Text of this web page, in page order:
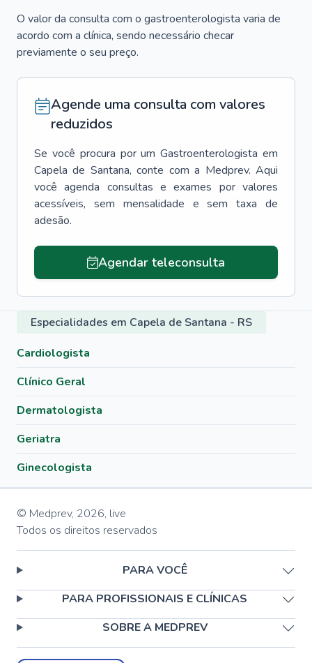
O valor da consulta com o gastroenterologista varia de
acordo com a clínica, sendo necessário checar
previamente o seu preço.
Agende uma consulta com valores
reduzidos
Se você procura por um Gastroenterologista em
Capela de Santana, conte com a Medprev. Aqui
você agenda consultas e exames por valores
acessíveis, sem mensalidade e sem taxa de
adesão.
Agendar teleconsulta
Especialidades em Capela de Santana - RS
Cardiologista
Clínico Geral
Dermatologista
Geriatra
Ginecologista
© Medprev, 2026, live
Todos os direitos reservados
PARA VOCÊ
PARA PROFISSIONAIS E CLÍNICAS
SOBRE A MEDPREV